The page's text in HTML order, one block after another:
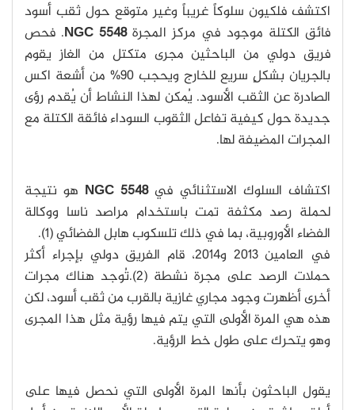
اكتشف فلكيون سلوكاً غريباً وغير متوقع حول ثقب أسود
فائق الكتلة موجود في مركز المجرةNGC 5548. فحص
فريق دولي من الباحثين مجرى متكتل من الغاز يقوم
بالجريان بشكلٍ سريع للخارج ويحجب 90% من أشعة اكس
الصادرة عن الثقب الأسود. يُمكن لهذا النشاط أن يُقدم رؤى
جديدة حول كيفية تفاعل الثقوب السوداء فائقة الكتلة مع
المجرات المضيفة لها.
اكتشاف السلوك الاستثنائي فيNGC 5548 هو نتيجة
لحملة رصد مكثفة تمت باستخدام مراصد ناسا ووكالة
الفضاء الأوروبية، بما في ذلك تلسكوب هابل الفضائي (1).
في العامين 2013 و2014، قام الفريق دولي بإجراء أكثر
حملات الرصد على مجرة نشطة (2).تُوجد هناك مجرات
أخرى أظهرت وجود مجاري غازية بالقرب من ثقب أسود، لكن
هذه هي المرة الأولى التي يتم فيها رؤية مثل هذا المجرى
وهو يتحرك على طول خط الرؤية.
يقول الباحثون بأنها المرة الأولى التي نحصل فيها على